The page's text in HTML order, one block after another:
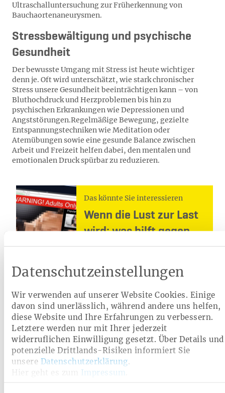
Datenschutzeinstellungen
Wir verwenden auf unserer Website Cookies. Einige
davon sind unerlässlich, während andere uns helfen,
diese Website und Ihre Erfahrungen zu verbessern.
Letztere werden nur mit Ihrer jederzeit
widerruflichen Einwilligung gesetzt. Über Details und
potenzielle Drittlands-Risiken informiert Sie
unsere Datenschutzerklärung.
Impressum
Ultraschalluntersuchung zur Früherkennung von
Bauchaortenaneurysmen.
Stressbewältigung und psychische
Gesundheit
Der bewusste Umgang mit Stress ist heute wichtiger
denn je. Oft wird unterschätzt, wie stark chronischer
Stress unsere Gesundheit beeinträchtigen kann – von
Bluthochdruck und Herzproblemen bis hin zu
psychischen Erkrankungen wie Depressionen und
Angststörungen.Regelmäßige Bewegung, gezielte
Entspannungstechniken wie Meditation oder
Atemübungen sowie eine gesunde Balance zwischen
Arbeit und Freizeit helfen dabei, den mentalen und
emotionalen Druck spürbar zu reduzieren.
Das könnte Sie interessieren
Wenn die Lust zur Last
wird: was hilft gegen
Artikel lesen
Kuren und alternative Therapien
Medikamente sind nicht der einzige Weg zu Gesundheit
und Wohlbefinden. Die Heimat Krankenkasse setzt auch
auf ganzheitliche Ansätze und bezuschusst
beispielsweiseOsteopathie-Behandlungen